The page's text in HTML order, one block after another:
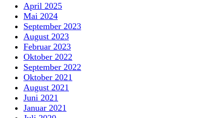
April 2025
Mai 2024
September 2023
August 2023
Februar 2023
Oktober 2022
September 2022
Oktober 2021
August 2021
Juni 2021
Januar 2021